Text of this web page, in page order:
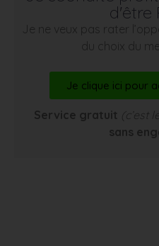
d'être
Je ne veux pas rater
du choix du
Je clique ici pour
Service gratuit
sans